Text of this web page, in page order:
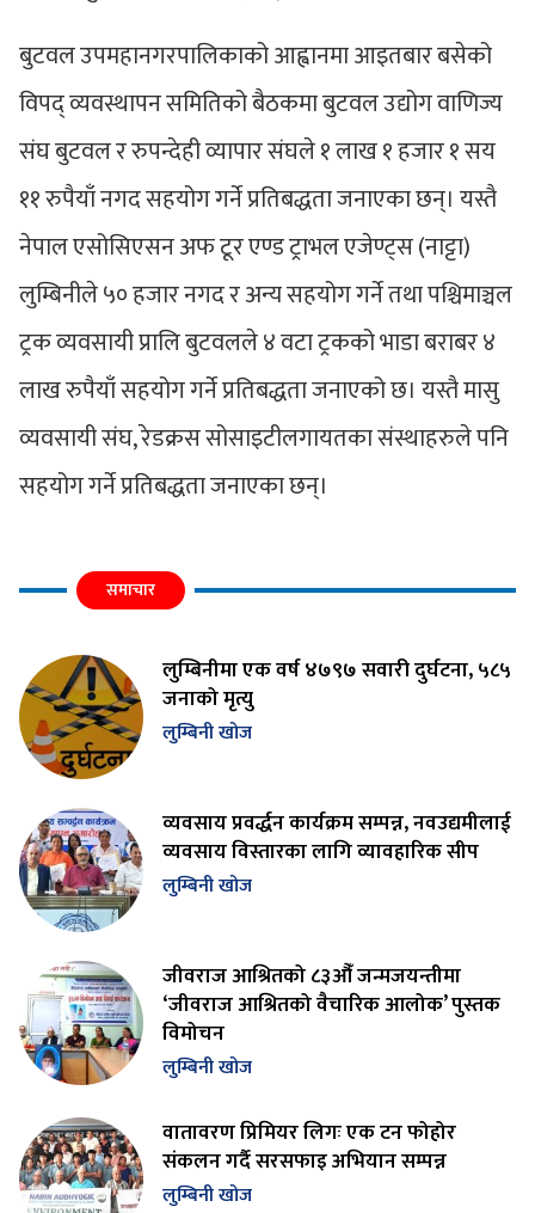
बुटवल उपमहानगरपालिकाको आह्वानमा आइतबार बसेको
विपद् व्यवस्थापन समितिको बैठकमा बुटवल उद्योग वाणिज्य
संघ बुटवल र रुपन्देही व्यापार संघले १ लाख १ हजार १ सय
११ रुपैयाँ नगद सहयोग गर्ने प्रतिबद्धता जनाएका छन्। यस्तै
नेपाल एसोसिएसन अफ टूर एण्ड ट्राभल एजेण्ट्स (नाट्टा)
लुम्बिनीले ५० हजार नगद र अन्य सहयोग गर्ने तथा पश्चिमाञ्चल
ट्रक व्यवसायी प्रालि बुटवलले ४ वटा ट्रकको भाडा बराबर ४
लाख रुपैयाँ सहयोग गर्ने प्रतिबद्धता जनाएको छ। यस्तै मासु
व्यवसायी संघ, रेडक्रस सोसाइटीलगायतका संस्थाहरुले पनि
सहयोग गर्ने प्रतिबद्धता जनाएका छन्।
समाचार
लुम्बिनीमा एक वर्ष ४७९७ सवारी दुर्घटना, ५८५
जनाको मृत्यु
लुम्बिनी खोज
व्यवसाय प्रवर्द्धन कार्यक्रम सम्पन्न, नवउद्यमीलाई
व्यवसाय विस्तारका लागि व्यावहारिक सीप
लुम्बिनी खोज
जीवराज आश्रितको ८३औँ जन्मजयन्तीमा
‘जीवराज आश्रितको वैचारिक आलोक’ पुस्तक
विमोचन
लुम्बिनी खोज
वातावरण प्रिमियर लिगः एक टन फोहोर
संकलन गर्दै सरसफाइ अभियान सम्पन्न
लुम्बिनी खोज